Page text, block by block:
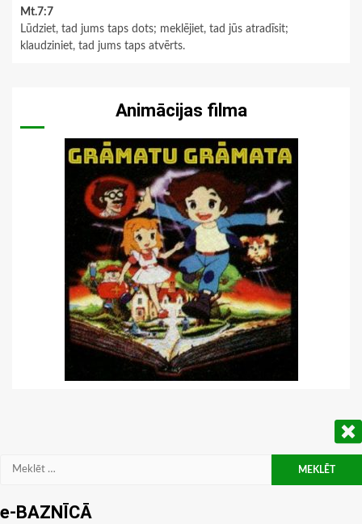
Mt.7:7
Lūdziet, tad jums taps dots; meklējiet, tad jūs atradīsit;
klaudziniet, tad jums taps atvērts.
Animācijas filma
Meklēt:
e-BAZNĪCĀ